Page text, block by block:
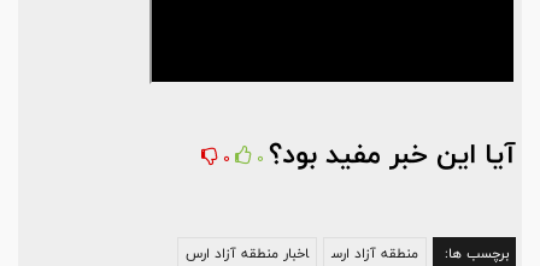
آیا این خبر مفید بود؟ 0
0
برچسب ها: منطقه آزاد ارس اخبار منطقه آزاد ارس